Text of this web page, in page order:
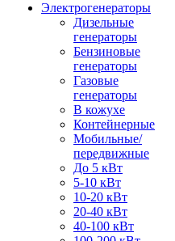
Электрогенераторы
Дизельные
генераторы
Бензиновые
генераторы
Газовые
генераторы
В кожухе
Контейнерные
Мобильные/
передвижные
До 5 кВт
5-10 кВт
10-20 кВт
20-40 кВт
40-100 кВт